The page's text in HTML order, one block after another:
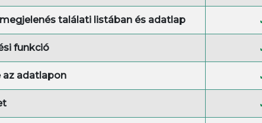
megjelenés találati listában és adatlap
funkció
az adatlapon